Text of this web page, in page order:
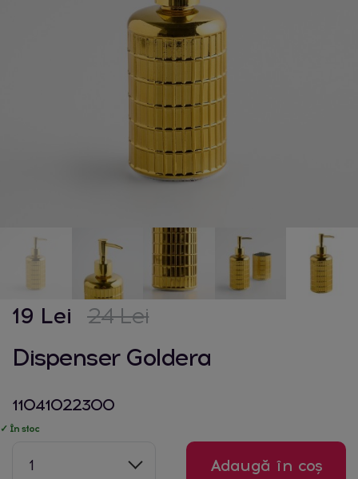
19 Lei 24 Lei
Dispenser Goldera
11041022300
✓ În stoc
1 Adaugă în coș